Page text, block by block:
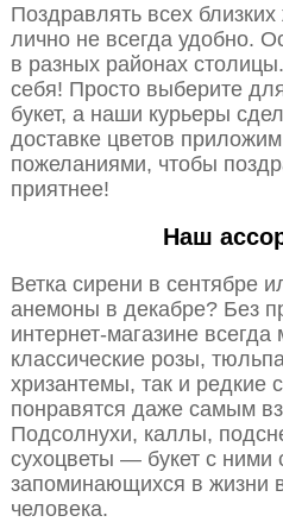
Поздравлять всех
лично не всегда удобно.
в разных районах
себя! Просто выберите
букет, а наши курьеры
доставке цветов
пожеланиями, чтобы
приятнее!
Наш
Ветка сирени в сентябре
анемоны в декабре? Без
интернет-магазине всегда
классические розы,
хризантемы, так и редкие
понравятся даже самым
Подсолнухи, каллы,
сухоцветы — букет с ними
запоминающихся в жизни
человека.